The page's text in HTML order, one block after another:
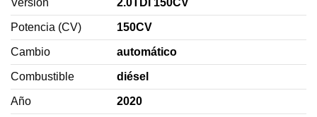
Potencia (CV) 150CV
Cambio automático
Combustible diésel
Año 2020